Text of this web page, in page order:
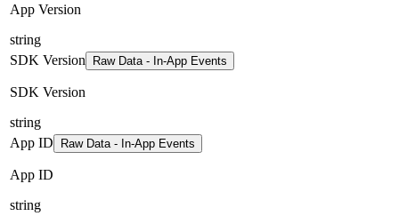
App Version
string
SDK Version
Raw Data - In-App Events
SDK Version
string
App ID
Raw Data - In-App Events
App ID
string